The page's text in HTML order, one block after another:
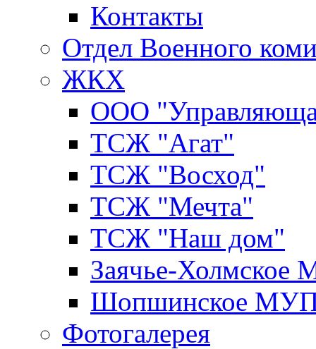
Контакты
Отдел Военного
ЖКХ
ООО
ТСЖ "Агат"
ТСЖ "Восход"
ТСЖ "Мечта"
ТСЖ "Наш дом"
Заячье-
Шопшинское
Фотогалерея